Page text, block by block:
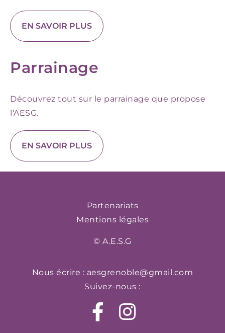
EN SAVOIR PLUS
Parrainage
Découvrez tout sur le parrainage que propose
l'AESG.
EN SAVOIR PLUS
Nous écrire : aesgrenoble@gmail.com
Suivez-nous :
Partenariats
Mentions légales
© A.E.S.G